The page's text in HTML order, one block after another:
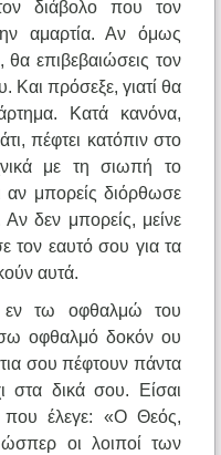
διάβολο που τον
αμαρτία. Αν όμως
θα επιβεβαιώσεις τον
Και πρόσεξε, γιατί θα
Κατά κανόνα,
πέφτει κατόπιν στο
με τη σιωπή το
μπορείς διόρθωσε
δεν μπορείς, μείνε
τον εαυτό σου για τα
αυτά.
εν τω οφθαλμώ του
οφθαλμό δοκόν ου
σου πέφτουν πάντα
στα δικά σου. Είσαι
έλεγε: «Ο Θεός,
ώσπερ οι λοιποί των